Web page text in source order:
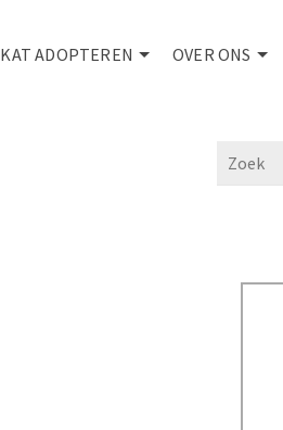
KAT ADOPTEREN OVER ONS
Search